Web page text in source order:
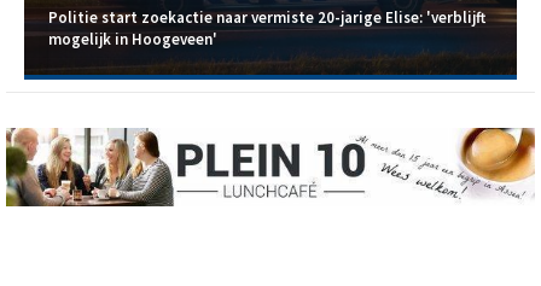
Politie start zoekactie naar vermiste 20-jarige Elise: 'verblijft
mogelijk in Hoogeveen'